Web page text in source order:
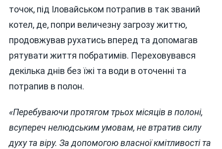
точок, під Іловайськом потрапив в так званий
котел, де, попри величезну загрозу життю,
продовжував рухатись вперед та допомагав
рятувати життя побратимів. Переховувався
декілька днів без їжі та води в оточенні та
потрапив в полон.
«Перебуваючи протягом трьох місяців в полоні,
всупереч нелюдським умовам, не втратив силу
духу та віру. За допомогою власної кмітливості та